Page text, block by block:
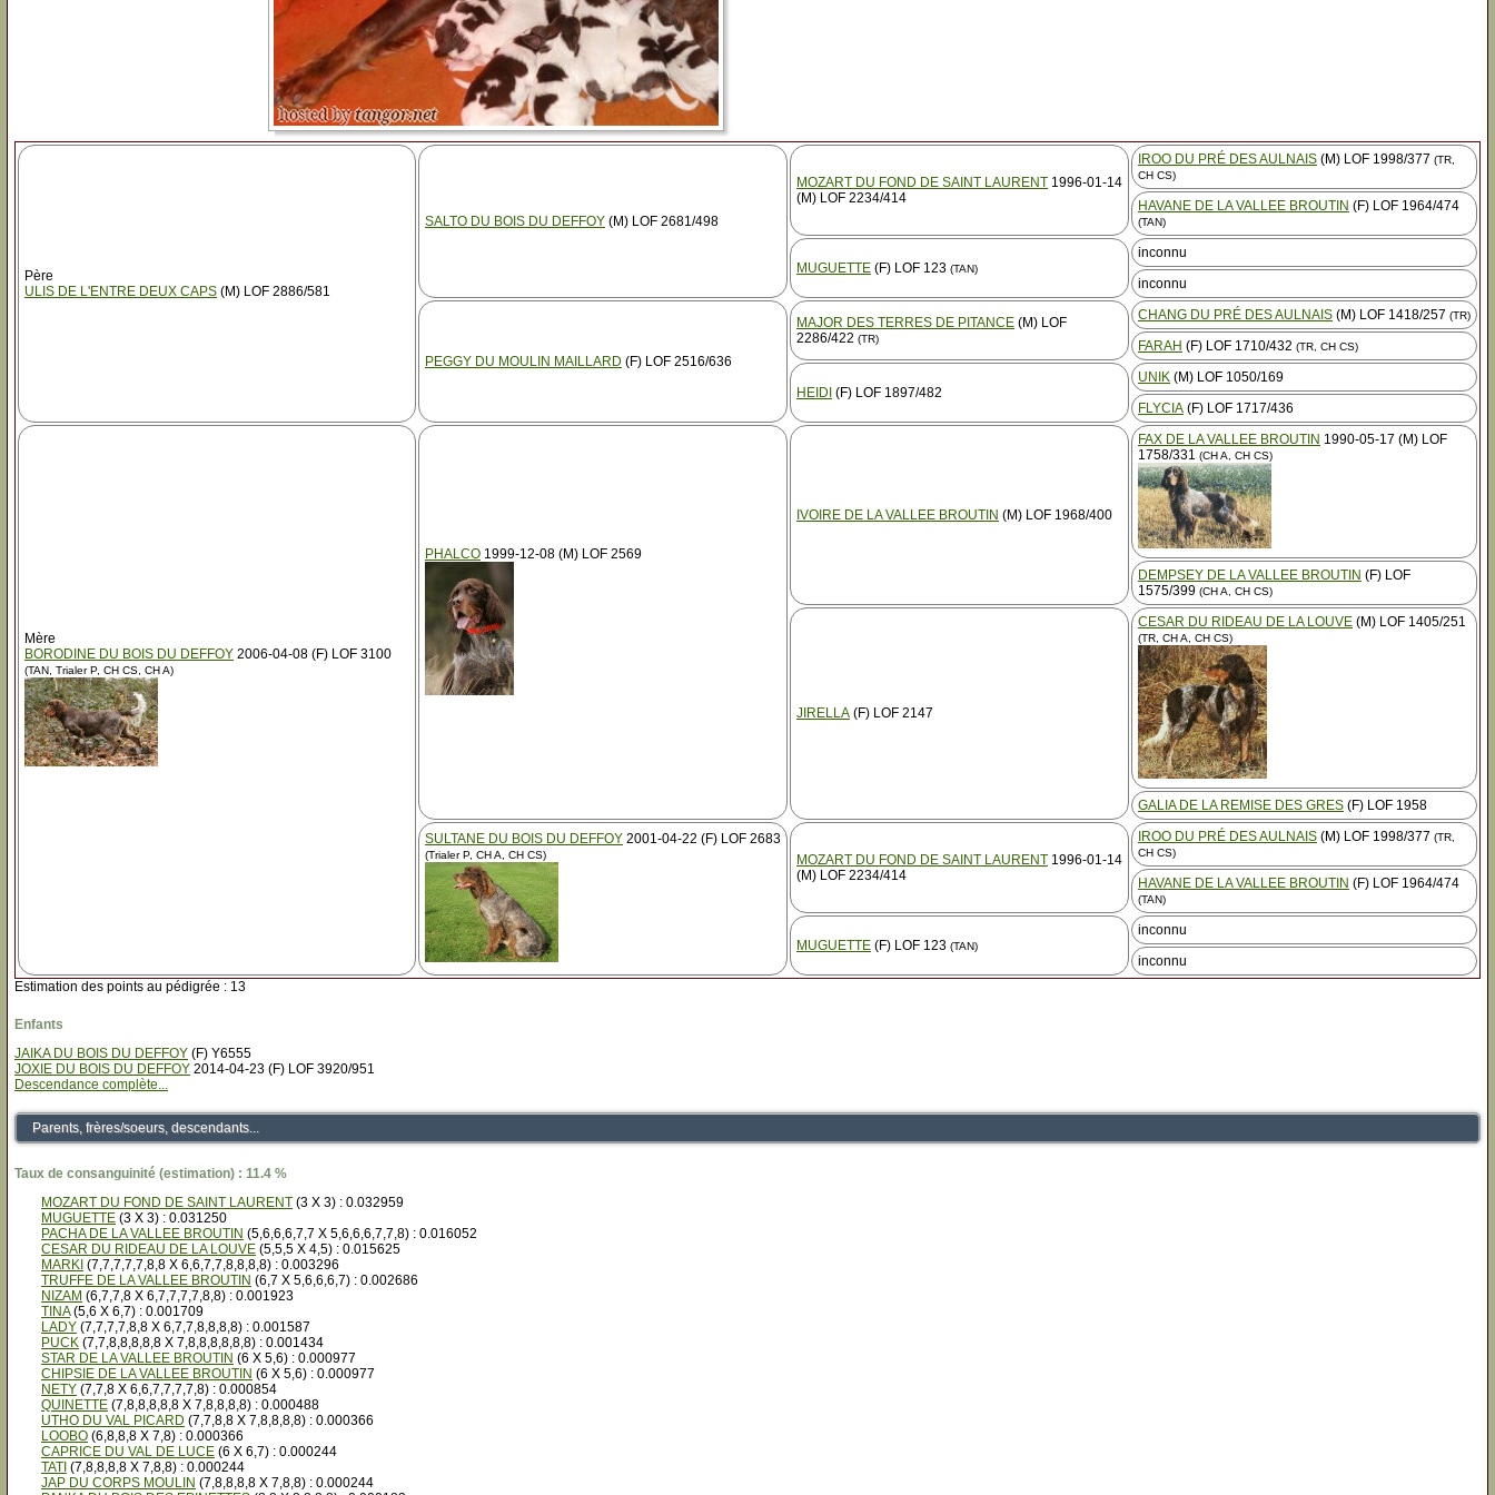
Père
ULIS DE L'ENTRE DEUX CAPS (M) LOF 2886/581
SALTO DU BOIS DU DEFFOY (M) LOF 2681/498
MOZART DU FOND DE SAINT LAURENT 1996-01-14
(M) LOF 2234/414
IROO DU PRÉ DES AULNAIS (M) LOF 1998/377 (TR,
CH CS)
HAVANE DE LA VALLEE BROUTIN (F) LOF 1964/474
(TAN)
MUGUETTE (F) LOF 123 (TAN)
inconnu
inconnu
PEGGY DU MOULIN MAILLARD (F) LOF 2516/636
MAJOR DES TERRES DE PITANCE (M) LOF
2286/422 (TR)
CHANG DU PRÉ DES AULNAIS (M) LOF 1418/257 (TR)
FARAH (F) LOF 1710/432 (TR, CH CS)
HEIDI (F) LOF 1897/482
UNIK (M) LOF 1050/169
FLYCIA (F) LOF 1717/436
Mère
BORODINE DU BOIS DU DEFFOY 2006-04-08 (F) LOF 3100
(TAN, Trialer P, CH CS, CH A)
PHALCO 1999-12-08 (M) LOF 2569
IVOIRE DE LA VALLEE BROUTIN (M) LOF 1968/400
FAX DE LA VALLEE BROUTIN 1990-05-17 (M) LOF
1758/331 (CH A, CH CS)
DEMPSEY DE LA VALLEE BROUTIN (F) LOF
1575/399 (CH A, CH CS)
JIRELLA (F) LOF 2147
CESAR DU RIDEAU DE LA LOUVE (M) LOF 1405/251
(TR, CH A, CH CS)
GALIA DE LA REMISE DES GRES (F) LOF 1958
SULTANE DU BOIS DU DEFFOY 2001-04-22 (F) LOF 2683
(Trialer P, CH A, CH CS) MOZART DU FOND DE SAINT LAURENT 1996-01-14
(M) LOF 2234/414
IROO DU PRÉ DES AULNAIS (M) LOF 1998/377 (TR,
CH CS)
HAVANE DE LA VALLEE BROUTIN (F) LOF 1964/474
(TAN)
MUGUETTE (F) LOF 123 (TAN)
inconnu
inconnu
Estimation des points au pédigrée : 13
Enfants
JAIKA DU BOIS DU DEFFOY (F) Y6555
JOXIE DU BOIS DU DEFFOY 2014-04-23 (F) LOF 3920/951
Descendance complète...
Parents, frères/soeurs, descendants...
Taux de consanguinité (estimation) : 11.4 %
MOZART DU FOND DE SAINT LAURENT (3 X 3) : 0.032959
MUGUETTE (3 X 3) : 0.031250
PACHA DE LA VALLEE BROUTIN (5,6,6,6,7,7 X 5,6,6,6,7,7,8) : 0.016052
CESAR DU RIDEAU DE LA LOUVE (5,5,5 X 4,5) : 0.015625
MARKI (7,7,7,7,7,8,8 X 6,6,7,7,8,8,8,8) : 0.003296
TRUFFE DE LA VALLEE BROUTIN (6,7 X 5,6,6,6,7) : 0.002686
NIZAM (6,7,7,8 X 6,7,7,7,7,8,8) : 0.001923
TINA(5,6 X 6,7) : 0.001709
LADY (7,7,7,7,8,8 X 6,7,7,8,8,8,8) : 0.001587
PUCK (7,7,8,8,8,8,8 X 7,8,8,8,8,8,8) : 0.001434
STAR DE LA VALLEE BROUTIN (6 X 5,6) : 0.000977
CHIPSIE DE LA VALLEE BROUTIN (6 X 5,6) : 0.000977
NETY (7,7,8 X 6,6,7,7,7,7,8) : 0.000854
QUINETTE (7,8,8,8,8,8 X 7,8,8,8,8) : 0.000488
UTHO DU VAL PICARD (7,7,8,8 X 7,8,8,8,8) : 0.000366
LOOBO (6,8,8,8 X 7,8) : 0.000366
CAPRICE DU VAL DE LUCE (6 X 6,7) : 0.000244
TATI (7,8,8,8,8 X 7,8,8) : 0.000244
JAP DU CORPS MOULIN (7,8,8,8,8 X 7,8,8) : 0.000244